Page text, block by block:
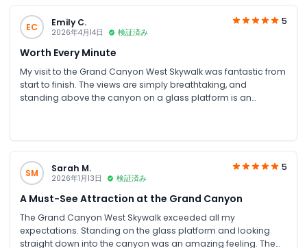
EC Emily C.
2026年4月14日 検証済み
5
Worth Every Minute
My visit to the Grand Canyon West Skywalk was fantastic from
start to finish. The views are simply breathtaking, and
standing above the canyon on a glass platform is an
attractions I experienced during my trip
SM
Sarah M.
2026年1月13日 検証済み
5
A Must-See Attraction at the Grand Canyon
The Grand Canyon West Skywalk exceeded all my
expectations. Standing on the glass platform and looking
straight down into the canyon was an amazing feeling. The